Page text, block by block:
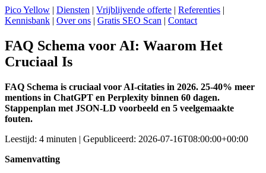
Pico Yellow | Diensten | Vrijblijvende offerte | Referenties |
Kennisbank | Over ons | Gratis SEO Scan | Contact
FAQ Schema voor AI: Waarom Het
Cruciaal Is
FAQ Schema is cruciaal voor AI-citaties in 2026. 25-40% meer
mentions in ChatGPT en Perplexity binnen 60 dagen.
Stappenplan met JSON-LD voorbeeld en 5 veelgemaakte
fouten.
Leestijd: 4 minuten | Gepubliceerd: 2026-07-16T08:00:00+00:00
Samenvatting